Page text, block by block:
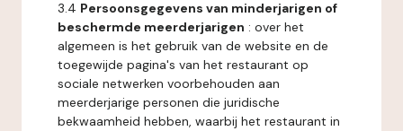
3.4 Persoonsgegevens van minderjarigen of
beschermde meerderjarigen : over het
algemeen is het gebruik van de website en de
toegewijde pagina's van het restaurant op
sociale netwerken voorbehouden aan
meerderjarige personen die juridische
bekwaamheid hebben, waarbij het restaurant in